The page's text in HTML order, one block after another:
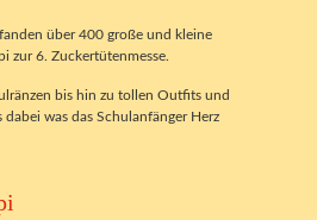
über 400 große und kleine
zur 6. Zuckertütenmesse.
bis hin zu tollen Outfits und
dabei was das Schulanfänger Herz